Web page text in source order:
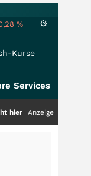
%
Kurse
Services
Milliardenstory?
Anzeige